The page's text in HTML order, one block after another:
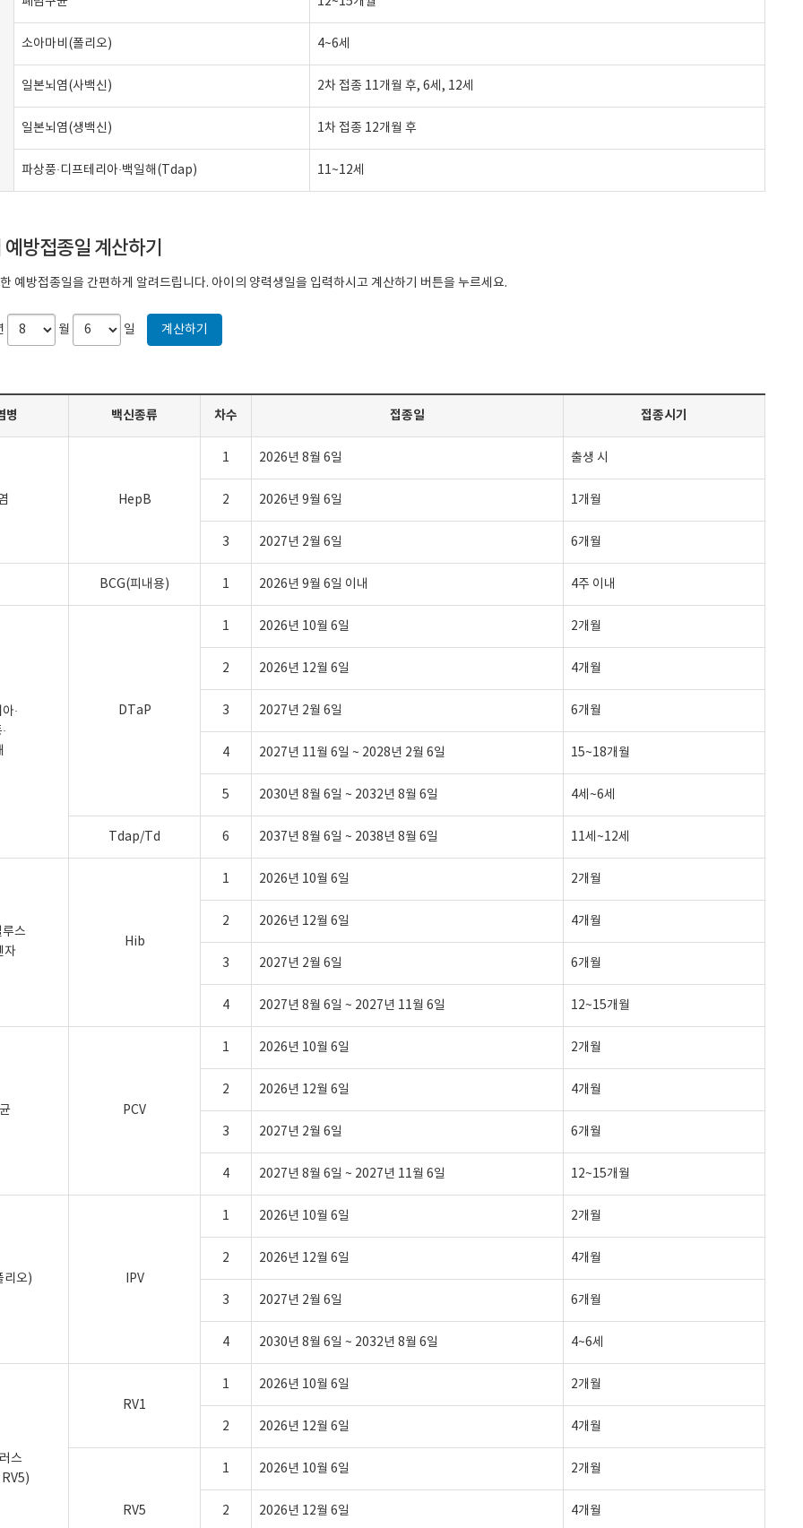
소아마비(폴리오) 4~6세
일본뇌염(사백신) 2차 접종 11개월 후, 6세, 12세
일본뇌염(생백신) 1차 접종 12개월 후
파상풍·디프테리아·백일해(Tdap) 11~12세
방접종일 계산하기
예방접종일을 간편하게 알려드립니다. 아이의 양력생일을 입력하시고 계산하기 버튼을 누르세요.
월 일 계산하기
병 백신종류 차수 접종일 접종시기
HepB
1 2026년 8월 6일 출생 시
2 2026년 9월 6일 1개월
3 2027년 2월 6일 6개월
BCG(피내용) 1 2026년 9월 6일 이내 4주 이내
·
DTaP
1 2026년 10월 6일 2개월
2 2026년 12월 6일 4개월
3 2027년 2월 6일 6개월
4 2027년 11월 6일 ~ 2028년 2월 6일 15~18개월
5 2030년 8월 6일 ~ 2032년 8월 6일 4세~6세
Tdap/Td 6 2037년 8월 6일 ~ 2038년 8월 6일 11세~12세
스
자
Hib
1 2026년 10월 6일 2개월
2 2026년 12월 6일 4개월
3 2027년 2월 6일 6개월
4 2027년 8월 6일 ~ 2027년 11월 6일 12~15개월
PCV
1 2026년 10월 6일 2개월
2 2026년 12월 6일 4개월
3 2027년 2월 6일 6개월
4 2027년 8월 6일 ~ 2027년 11월 6일 12~15개월
리오) IPV
1 2026년 10월 6일 2개월
2 2026년 12월 6일 4개월
3 2027년 2월 6일 6개월
4 2030년 8월 6일 ~ 2032년 8월 6일 4~6세
스
RV1
1 2026년 10월 6일 2개월
2 2026년 12월 6일 4개월
RV5
1 2026년 10월 6일 2개월
2 2026년 12월 6일 4개월